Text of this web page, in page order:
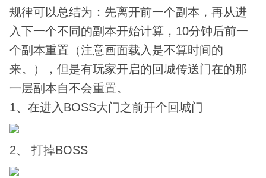
规律可以总结为：先离开前一个副本，再从进
入下一个不同的副本开始计算，10分钟后前一
个副本重置（注意画面载入是不算时间的
来。），但是有玩家开启的回城传送门在的那
一层副本自不会重置。
1、在进入BOSS大门之前开个回城门
2、 打掉BOSS